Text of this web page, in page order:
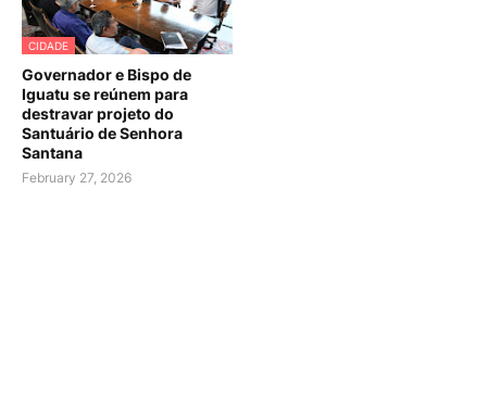
CIDADE
Governador e Bispo de
Iguatu se reúnem para
destravar projeto do
Santuário de Senhora
Santana
February 27, 2026